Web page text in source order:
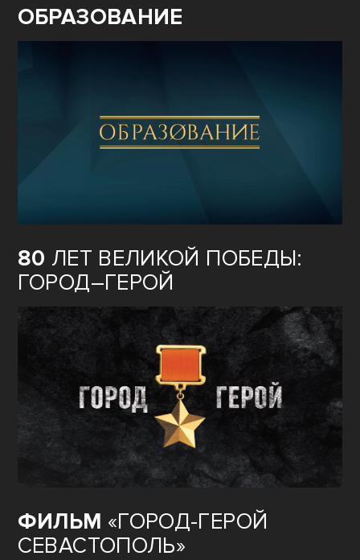
ОБРАЗОВАНИЕ
80 ЛЕТ ВЕЛИКОЙ ПОБЕДЫ:
ГОРОД–ГЕРОЙ
ФИЛЬМ «ГОРОД-ГЕРОЙ
СЕВАСТОПОЛЬ»